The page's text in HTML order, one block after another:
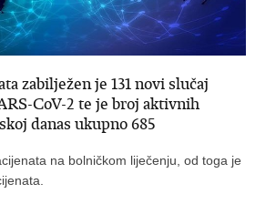
zabilježen je 131 novi slučaj
CoV-2 te je broj aktivnih
danas ukupno 685
na bolničkom liječenju, od toga je